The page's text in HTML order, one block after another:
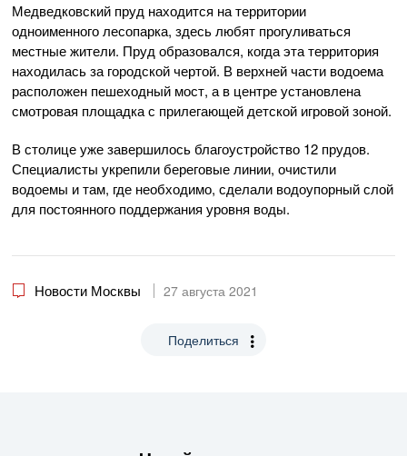
Медведковский пруд находится на территории
одноименного лесопарка, здесь любят прогуливаться
местные жители. Пруд образовался, когда эта территория
находилась за городской чертой. В верхней части водоема
расположен пешеходный мост, а в центре установлена
смотровая площадка с прилегающей детской игровой зоной.
В столице уже завершилось благоустройство 12 прудов.
Специалисты укрепили береговые линии, очистили
водоемы и там, где необходимо, сделали водоупорный слой
для постоянного поддержания уровня воды.
Новости Москвы 27 августа 2021
Поделиться